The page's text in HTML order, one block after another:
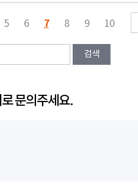
5 6 7 8 9 10
문의주세요.